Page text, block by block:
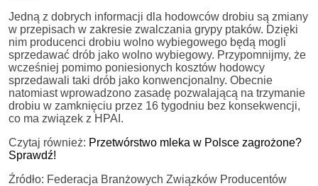
Jedną z dobrych informacji dla hodowców drobiu są zmiany
w przepisach w zakresie zwalczania grypy ptaków. Dzięki
nim producenci drobiu wolno wybiegowego będą mogli
sprzedawać drób jako wolno wybiegowy. Przypomnijmy, że
wcześniej pomimo poniesionych kosztów hodowcy
sprzedawali taki drób jako konwencjonalny. Obecnie
natomiast wprowadzono zasadę pozwalającą na trzymanie
drobiu w zamknięciu przez 16 tygodniu bez konsekwencji,
co ma związek z HPAI.
Czytaj również: Przetwórstwo mleka w Polsce zagrożone?
Sprawdź!
Źródło: Federacja Branżowych Związków Producentów